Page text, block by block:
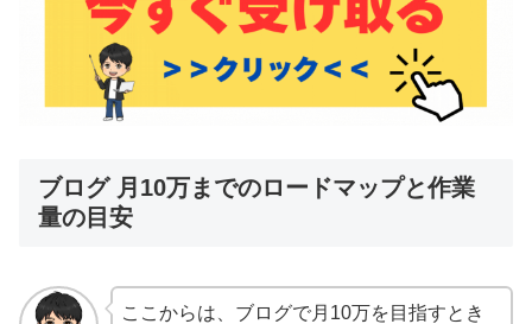
ブログ 月10万までのロードマップと作業
量の目安
ここからは、ブログで月10万を目指すとき